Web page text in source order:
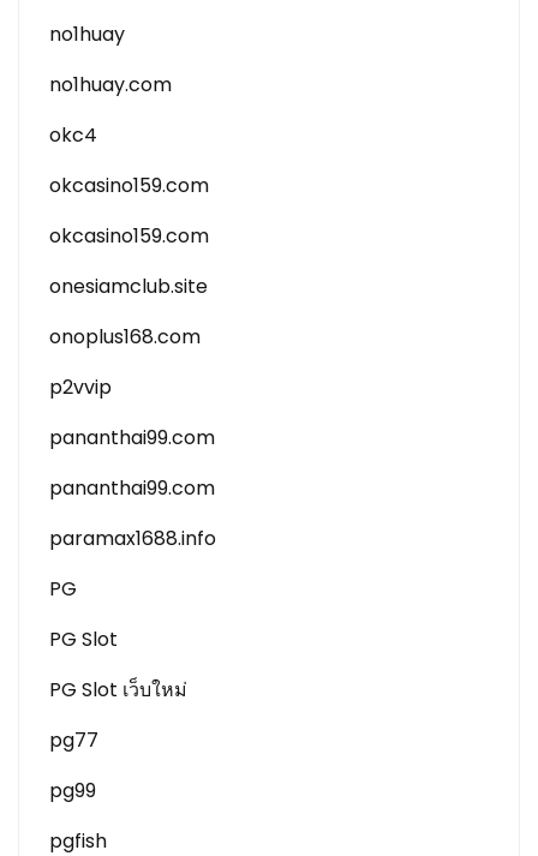
no1huay
no1huay.com
okc4
okcasino159.com
okcasino159.com
onesiamclub.site
onoplus168.com
p2vvip
pananthai99.com
pananthai99.com
paramax1688.info
PG
PG Slot
PG Slot เว็บใหม่
pg77
pg99
pgfish